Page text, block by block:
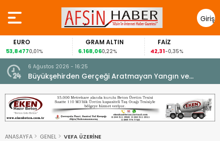
Giriş
Yap
EURO
53,84770,01%
GRAM ALTIN
6.168,060,22%
FAİZ
42,31-0,35%
6 Ağustos 2026 - 16:25
Büyükşehirden Gerçeği Aratmayan Yangın ve
Kurtarma Tatbikatı.
ANASAYFA GENEL VEFA ÜZERİNE